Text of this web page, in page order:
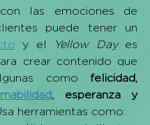
las emociones de
y el Yellow Day es
crear contenido que
como felicidad,
, esperanza y
herramientas como: